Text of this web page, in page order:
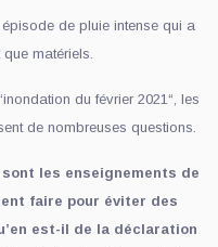
de pluie intense qui a
matériels.
du février 2021“, les
de nombreuses questions.
les enseignements de
faire pour éviter des
est-il de la déclaration